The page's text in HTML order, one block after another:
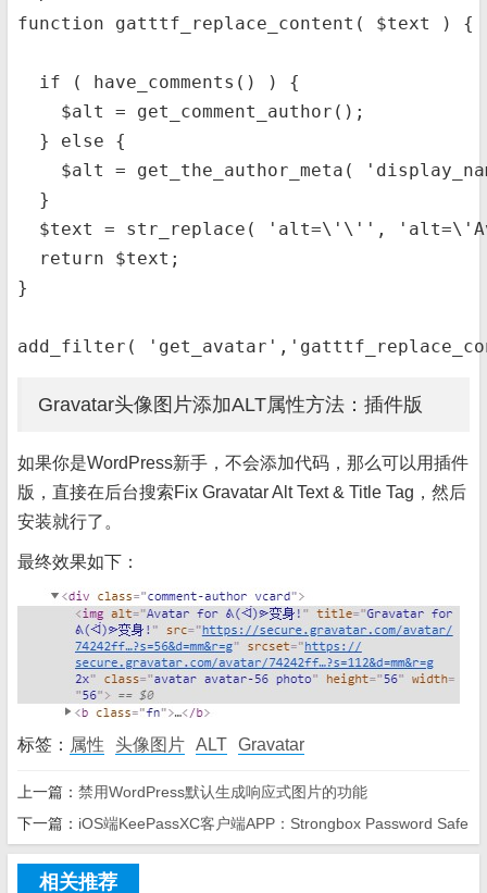
function gatttf_replace_content( $text ) {
  if ( have_comments() ) {
    $alt = get_comment_author();
  } else {
$alt = get_the_author_meta(
  }
$text = str_replace( 'alt=\'\'',
  return $text;
}
add_filter(
Gravatar头像图片添加ALT属性方法：插件版
如果你是WordPress新手，不会添加代码，那么可以用插件
版，直接在后台搜索Fix Gravatar Alt Text & Title Tag，然后
安装就行了。
最终效果如下：
标签： 属性 头像图片 ALT Gravatar
上一篇： 禁用WordPress默认生成响应式图片的功能
下一篇： iOS端KeePassXC客户端APP：Strongbox Password Safe
相关推荐